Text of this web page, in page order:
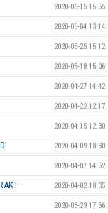
2020-06-15 15:55
2020-06-04 13:14
2020-05-25 15:12
2020-05-18 15:06
2020-04-27 14:42
2020-04-22 12:17
2020-04-15 12:30
2020-04-09 18:30
2020-04-07 14:52
2020-04-02 18:35
2020-03-29 17:56